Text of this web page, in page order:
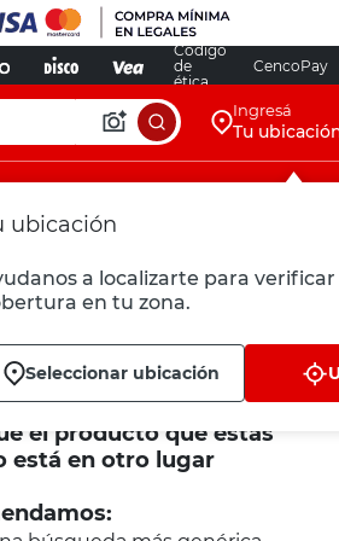
Código
de
ética
CencoPay
Ingresá
Tu
ubicación
a localizarte para
en tu zona.
Seleccionar ubicación
el producto que estás
está en otro lugar